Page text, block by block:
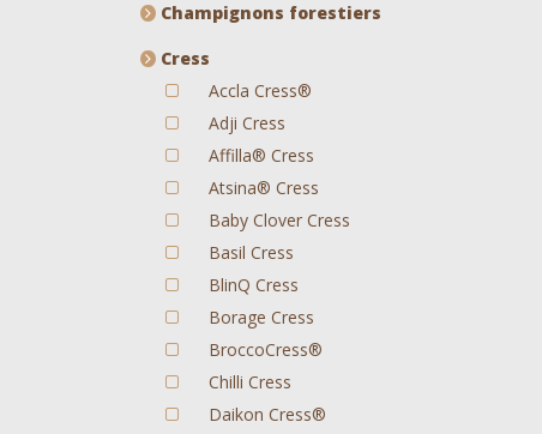
Champignons forestiers
Cress
Accla Cress®
Adji Cress
Affilla® Cress
Atsina® Cress
Baby Clover Cress
Basil Cress
BlinQ Cress
Borage Cress
BroccoCress®
Chilli Cress
Daikon Cress®